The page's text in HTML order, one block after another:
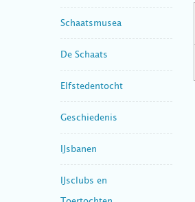
Schaatsmusea
De Schaats
Elfstedentocht
Geschiedenis
IJsbanen
IJsclubs en